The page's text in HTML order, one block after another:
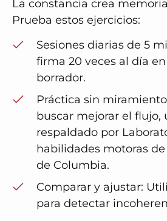
La constancia crea
Prueba estos ejercicios:
Sesiones diarias de 5
firma 20 veces al día
borrador.
Práctica sin
buscar mejorar el flujo,
respaldado por
habilidades motoras
de Columbia.
Comparar y ajustar:
para detectar